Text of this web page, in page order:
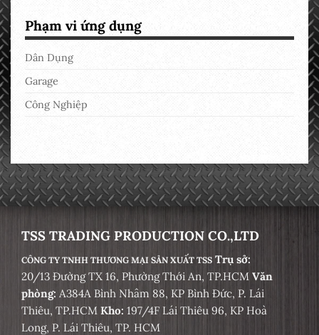
Phạm vi ứng dụng
Dân Dụng
Garage
Công Nghiệp
TSS TRADING PRODUCTION CO.,LTD
CÔNG TY TNHH THƯƠNG MẠI SẢN XUẤT TSS Trụ sở:
20/13 Đường TX 16, Phường Thới An, TP.HCM Văn
phòng: A384A Bình Nhâm 88, KP Bình Đức, P. Lái
Thiêu, TP.HCM Kho: 197/4F Lái Thiêu 96, KP Hoà
Long, P. Lái Thiêu, TP. HCM